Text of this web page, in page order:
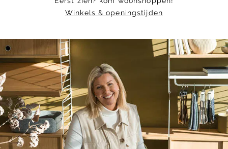
Winkels & openingstijden